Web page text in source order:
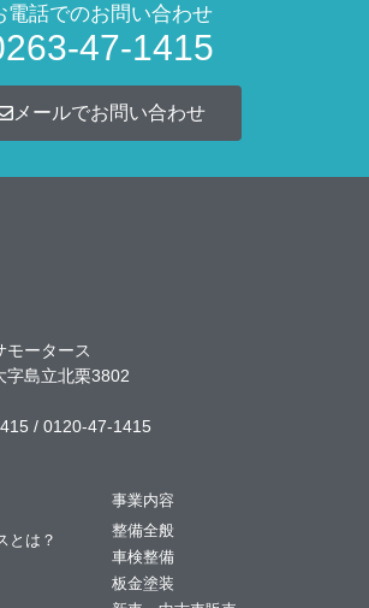
電話でのお問い合わせ
47-1415
メールでお問い合わせ
モータース
字島立北栗3802
/ 0120-47-1415
とは？
事業内容
整備全般
車検整備
板金塗装